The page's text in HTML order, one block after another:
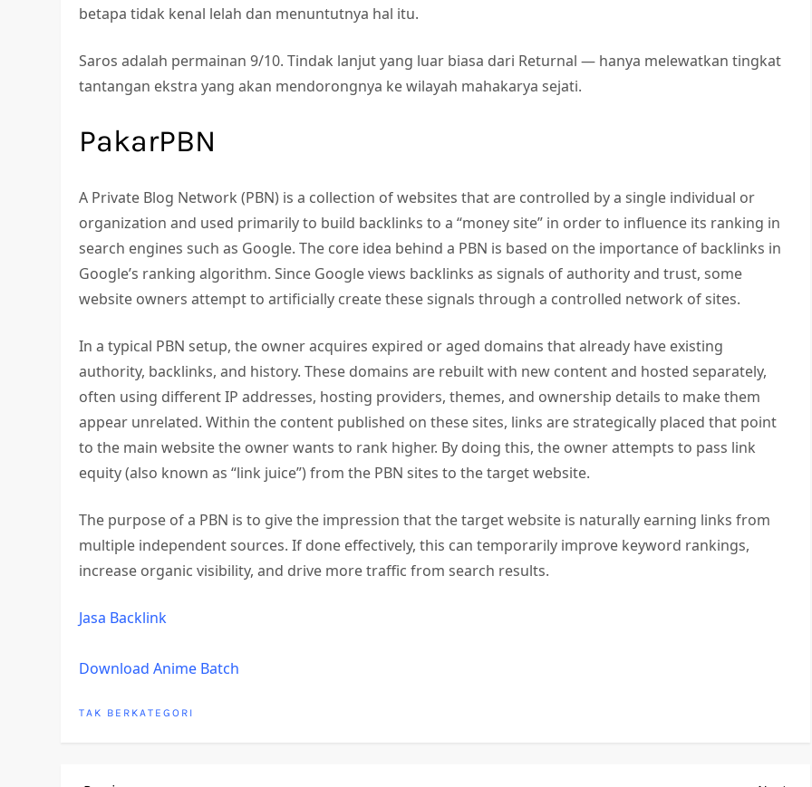
betapa tidak kenal lelah dan menuntutnya hal itu.
Saros adalah permainan 9/10. Tindak lanjut yang luar biasa dari Returnal — hanya melewatkan tingkat
tantangan ekstra yang akan mendorongnya ke wilayah mahakarya sejati.
PakarPBN
A Private Blog Network (PBN) is a collection of websites that are controlled by a single individual or
organization and used primarily to build backlinks to a “money site” in order to influence its ranking in
search engines such as Google. The core idea behind a PBN is based on the importance of backlinks in
Google’s ranking algorithm. Since Google views backlinks as signals of authority and trust, some
website owners attempt to artificially create these signals through a controlled network of sites.
In a typical PBN setup, the owner acquires expired or aged domains that already have existing
authority, backlinks, and history. These domains are rebuilt with new content and hosted separately,
often using different IP addresses, hosting providers, themes, and ownership details to make them
appear unrelated. Within the content published on these sites, links are strategically placed that point
to the main website the owner wants to rank higher. By doing this, the owner attempts to pass link
equity (also known as “link juice”) from the PBN sites to the target website.
The purpose of a PBN is to give the impression that the target website is naturally earning links from
multiple independent sources. If done effectively, this can temporarily improve keyword rankings,
increase organic visibility, and drive more traffic from search results.
Jasa Backlink
Download Anime Batch
TAK BERKATEGORI